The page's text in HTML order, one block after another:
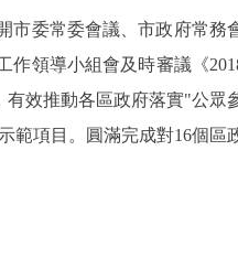
委常委會議、市政府常務
作領導小組會及時審議《
效推動各區政府落實"公眾
範項目。圓滿完成對16個區